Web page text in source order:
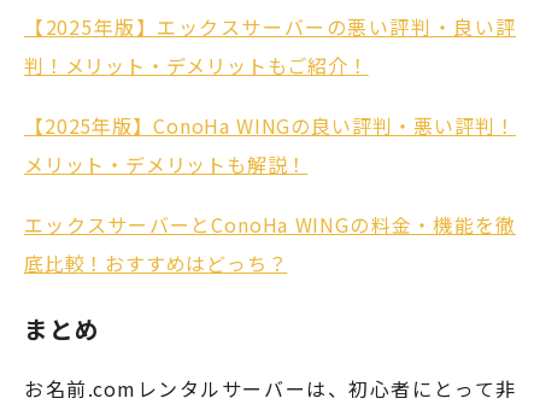
【2025年版】エックスサーバーの悪い評判・良い評
判！メリット・デメリットもご紹介！
【2025年版】ConoHa WINGの良い評判・悪い評判！
メリット・デメリットも解説！
エックスサーバーとConoHa WINGの料金・機能を徹
底比較！おすすめはどっち？
まとめ
お名前.comレンタルサーバーは、初心者にとって非